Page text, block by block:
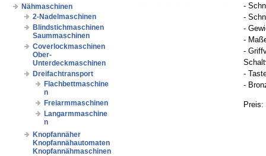
Nähmaschinen
2-Nadelmaschinen
Blindstichmaschinen
Saummaschinen
Coverlockmaschinen
Ober-
Unterdeckmaschinen
Dreifachtransport
Flachbettmaschine
n
Freiarmmaschinen
Langarmmaschine
n
Knopfannäher
Knopfannähautomaten
Knopfannähmaschinen
-
-
-
-
-
-
-
Preis: